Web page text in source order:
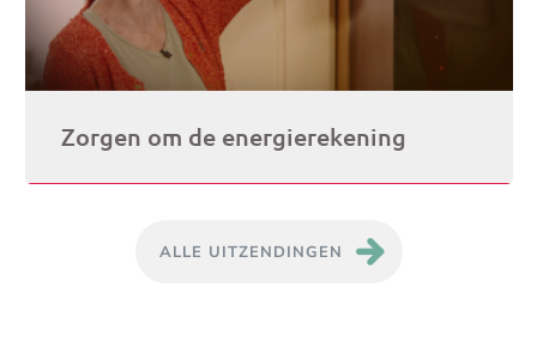
Zorgen om de energierekening
ALLE UITZENDINGEN